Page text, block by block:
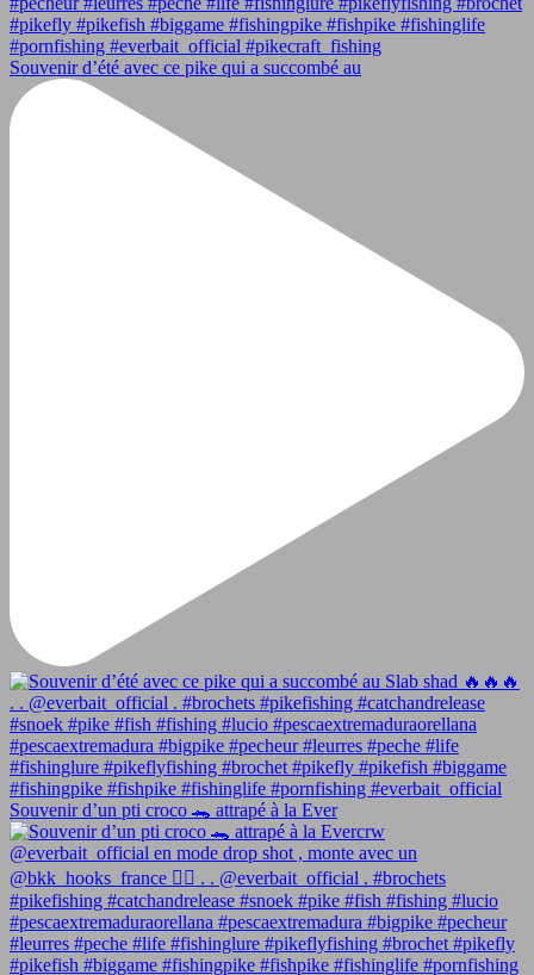
Souvenir d’été avec ce pike qui a succombé au
Souvenir d’un pti croco 🐊 attrapé à la Ever